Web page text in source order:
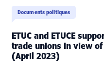
Documents politiques
ETUC and ETUCE
trade unions in view
(April 2023)